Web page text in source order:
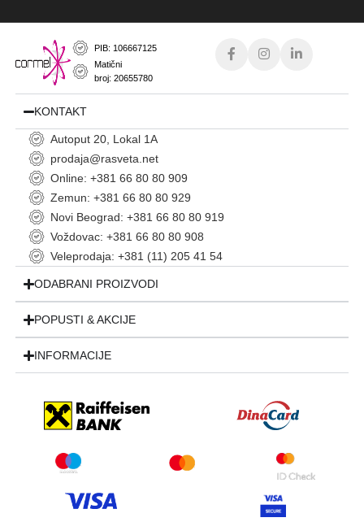
PIB: 106667125
Matični
broj: 20655780
KONTAKT
Autoput 20, Lokal 1A
prodaja@rasveta.net
Online: +381 66 80 80 909
Zemun: +381 66 80 80 929
Novi Beograd: +381 66 80 80 919
Voždovac: +381 66 80 80 908
Veleprodaja: +381 (11) 205 41 54
ODABRANI PROIZVODI
POPUSTI & AKCIJE
INFORMACIJE